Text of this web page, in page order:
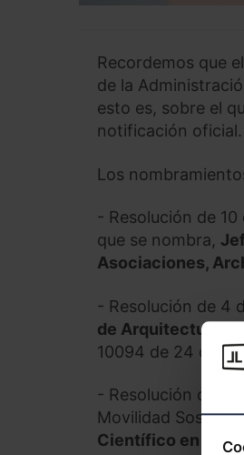
Recordemos que
de la
esto es, sobre el
notificación oficial.
Los
- Resolución de
que se nombra,
Asociaciones,
- Resolución de 4
de Arquitectura y
10094 de 24 de
- Resolución de
Movilidad
Científico en el